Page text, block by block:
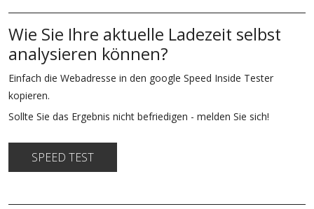
Wie Sie Ihre aktuelle Ladezeit selbst
analysieren können?
Einfach die Webadresse in den google Speed Inside Tester
kopieren.
Sollte Sie das Ergebnis nicht befriedigen - melden Sie sich!
SPEED TEST